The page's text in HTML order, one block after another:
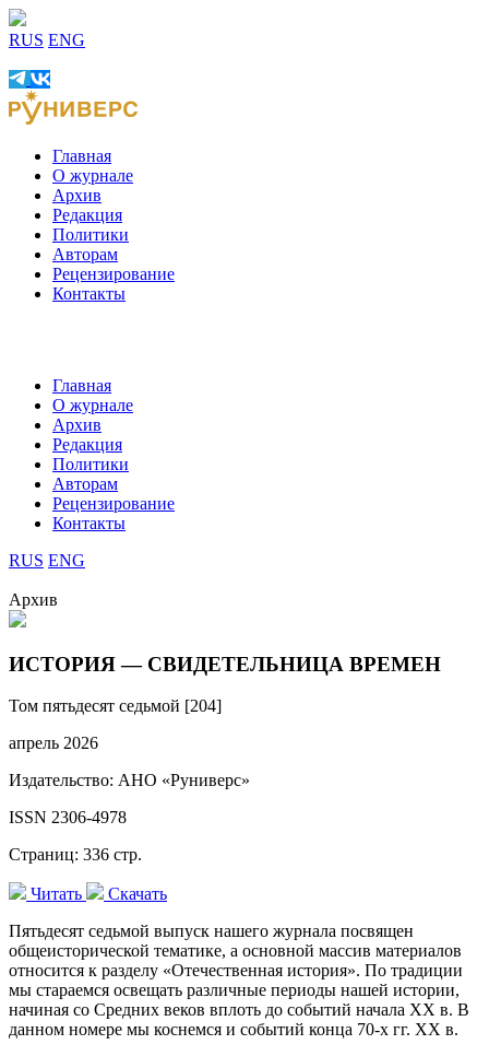
RUS ENG
Главная
О журнале
Архив
Редакция
Политики
Авторам
Рецензирование
Контакты
Главная
О журнале
Архив
Редакция
Политики
Авторам
Рецензирование
Контакты
RUS ENG
Архив
ИСТОРИЯ — СВИДЕТЕЛЬНИЦА ВРЕМЕН
Том пятьдесят седьмой [204]
апрель 2026
Издательство: АНО «Руниверс»
ISSN 2306-4978
Страниц: 336 стр.
Читать
Скачать
Пятьдесят седьмой выпуск нашего журнала посвящен
общеисторической тематике, а основной массив материалов
относится к разделу «Отечественная история». По традиции
мы стараемся освещать различные периоды нашей истории,
начиная со Средних веков вплоть до событий начала ХХ в. В
данном номере мы коснемся и событий конца 70-х гг. ХХ в.